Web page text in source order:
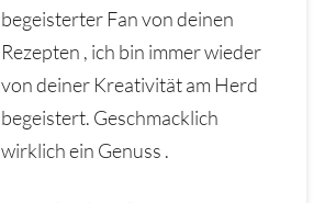
begeisterter Fan von deinen
Rezepten , ich bin immer wieder
von deiner Kreativität am Herd
begeistert. Geschmacklich
wirklich ein Genuss .